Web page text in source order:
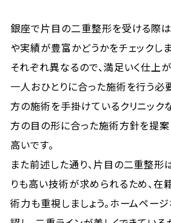
銀座で片目の二重整形を受ける際
や実績が豊富かどうかをチェックし
それぞれ異なるので、満足いく仕上
一人おひとりに合った施術を行う必
方の施術を手掛けているクリニック
方の目の形に合った施術方針を提
高いです。
また前述した通り、片目の二重整
りも高い技術が求められるため、在
術力も重視しましょう。ホームペー